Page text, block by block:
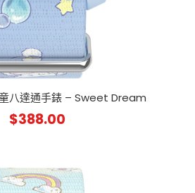
八達通手錶 – Sweet Dream
$388.00